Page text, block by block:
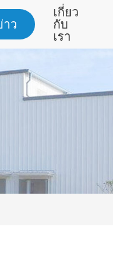
าว
เกี่ยว
กับ
เรา